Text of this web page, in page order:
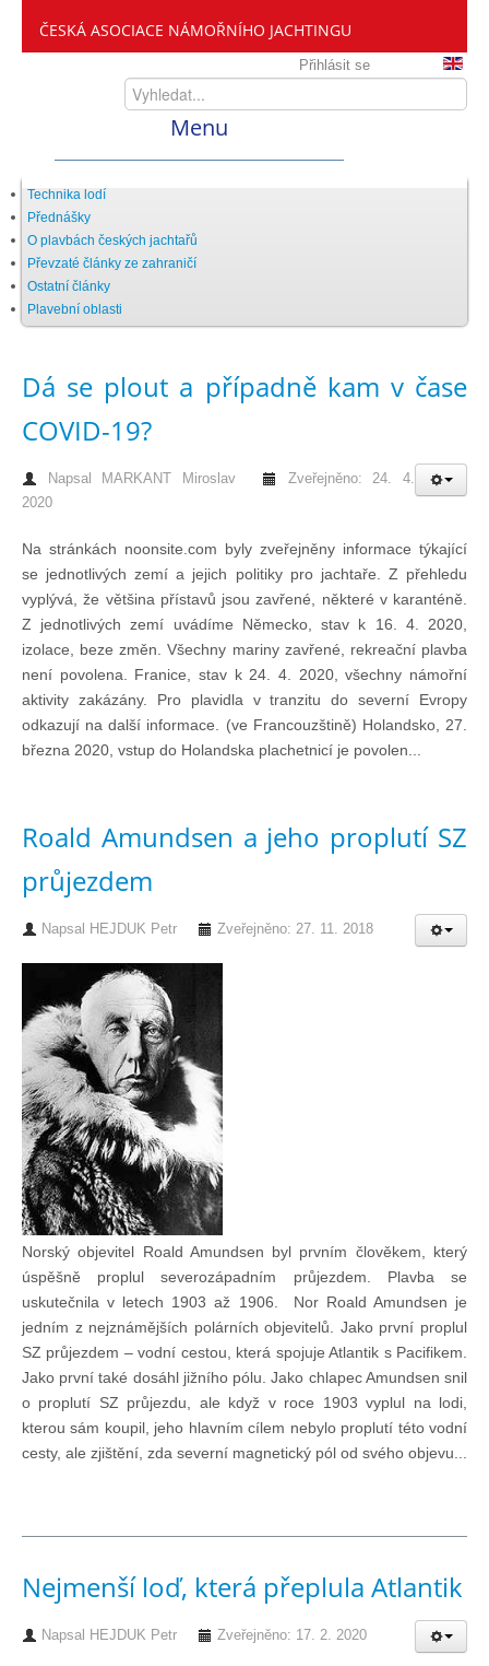
ČESKÁ ASOCIACE NÁMOŘNÍHO JACHTINGU
Přihlásit se
Menu
Home
ČANY
Kdo jsme
Zveme vás mezi nás
Oznámení
Členské příspěvky
Dokumenty ke stažení
Legislativní proces
Doklady osob
Lodě - technika (tech. způsobilost)
Lodě - registrace
Rádio (MF, HF, VHF)
Kapitánské zkoušky
Ostatní
Soutěže a závody
Offshore Cup
Osobnost roku
Technika lodí
Přednášky
O plavbách českých jachtařů
Převzaté články ze zahraničí
Ostatní články
Plavební oblasti
Dá se plout a případně kam v čase
COVID-19?
Napsal MARKANT Miroslav
Zveřejněno: 24. 4.
2020
Na stránkách noonsite.com byly zveřejněny informace týkající
se jednotlivých zemí a jejich politiky pro jachtaře. Z přehledu
vyplývá, že většina přístavů jsou zavřené, některé v karanténě.
Z jednotlivých zemí uvádíme Německo, stav k 16. 4. 2020,
izolace, beze změn. Všechny mariny zavřené, rekreační plavba
není povolena. Franice, stav k 24. 4. 2020, všechny námořní
aktivity zakázány. Pro plavidla v tranzitu do severní Evropy
odkazují na další informace. (ve Francouzštině) Holandsko, 27.
března 2020, vstup do Holandska plachetnicí je povolen...
Roald Amundsen a jeho proplutí SZ
průjezdem
Napsal HEJDUK Petr Zveřejněno: 27. 11. 2018
Norský objevitel Roald Amundsen byl prvním člověkem, který
úspěšně proplul severozápadním průjezdem. Plavba se
uskutečnila v letech 1903 až 1906. Nor Roald Amundsen je
jedním z nejznámějších polárních objevitelů. Jako první proplul
SZ průjezdem – vodní cestou, která spojuje Atlantik s Pacifikem.
Jako první také dosáhl jižního pólu. Jako chlapec Amundsen snil
o proplutí SZ průjezdu, ale když v roce 1903 vyplul na lodi,
kterou sám koupil, jeho hlavním cílem nebylo proplutí této vodní
cesty, ale zjištění, zda severní magnetický pól od svého objevu...
Nejmenší loď, která přeplula Atlantik
Napsal HEJDUK Petr Zveřejněno: 17. 2. 2020